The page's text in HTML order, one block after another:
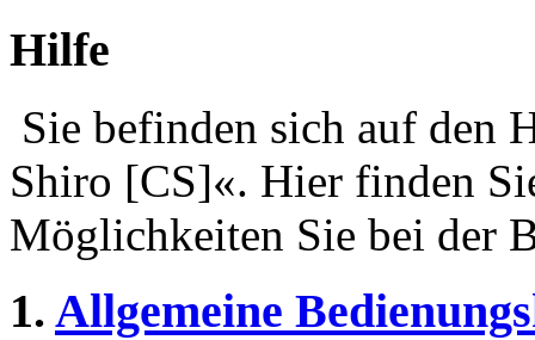
Hilfe
Sie befinden sich auf den
Shiro [CS]«. Hier finden
Möglichkeiten Sie bei der
1. Allgemeine